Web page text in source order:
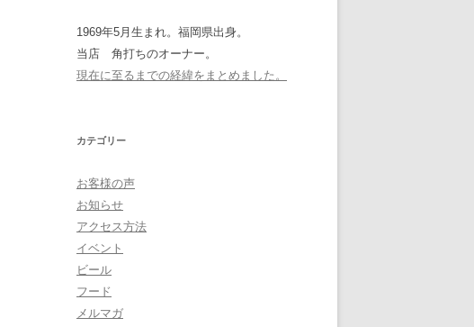
1969年5月生まれ。福岡県出身。
当店 角打ちのオーナー。
現在に至るまでの経緯をまとめました。
カテゴリー
お客様の声
お知らせ
アクセス方法
イベント
ビール
フード
メルマガ